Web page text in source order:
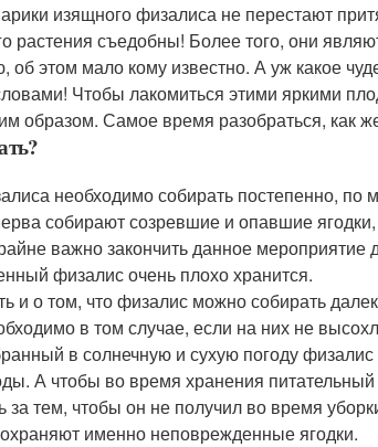
изящного физалиса не перестают
растения съедобны! Более того, они
об этом мало кому известно. А уж какое
Чтобы лакомиться этими яркими
образом. Самое время разобраться, как
необходимо собирать постепенно, по
собирают созревшие и опавшие
важно закончить данное мероприятие
физалис очень плохо хранится.
и о том, что физалис можно собирать
в том случае, если на них не
в солнечную и сухую погоду
А чтобы во время хранения
за тем, чтобы он не получил во время
именно неповрежденные ягодки.